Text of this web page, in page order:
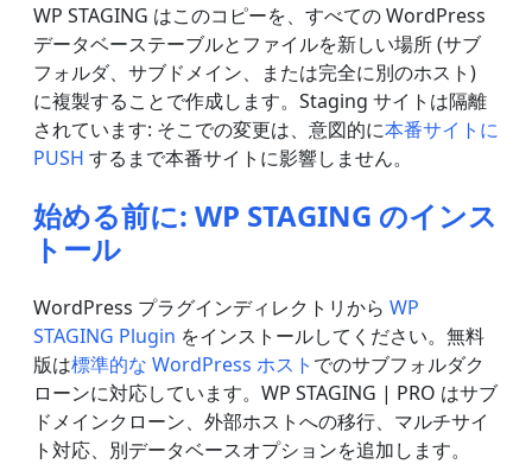
WP STAGING はこのコピーを、すべての WordPress
データベーステーブルとファイルを新しい場所 (サブ
フォルダ、サブドメイン、または完全に別のホスト)
に複製することで作成します。Staging サイトは隔離
されています: そこでの変更は、意図的に本番サイトに
PUSH するまで本番サイトに影響しません。
始める前に: WP STAGING のインス
トール
WordPress プラグインディレクトリから WP
STAGING Plugin をインストールしてください。無料
版は標準的な WordPress ホスト でのサブフォルダク
ローンに対応しています。WP STAGING | PRO はサブ
ドメインクローン、外部ホストへの移行、マルチサイ
ト対応、別データベースオプションを追加します。